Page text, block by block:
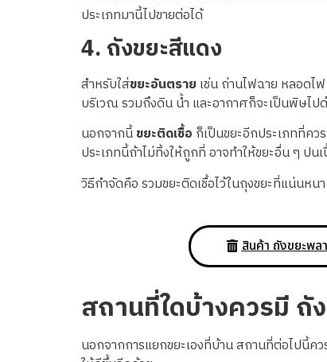
ประเภทมานี้ไปขายต่อได้
4.ถังขยะสีแดง
สำหรับใส่ขยะอันตราย เช่น ถ่านไฟฉาย หลอดไ
บริเวณ รวมถึงดิน น้ำ และอากาศก็จะเป็นพิษไป
นอกจากนี้ขยะติดเชื้อ ก็เป็นขยะอีกประเภทที่ค
ประเภทนี้ถ้าไม่ทิ้งให้ถูกที่ อาจทำให้ขยะอื่น ๆ ปน
วิธีกำจัดคือ รวมขยะติดเชื้อไว้ในถุงขยะที่แน่นหน
สินค้า ถังขยะพ
สถานที่ใดบ้างควรมี ถั
นอกจากการแยกขยะเองที่บ้าน สถานที่ต่อไปนี้ค